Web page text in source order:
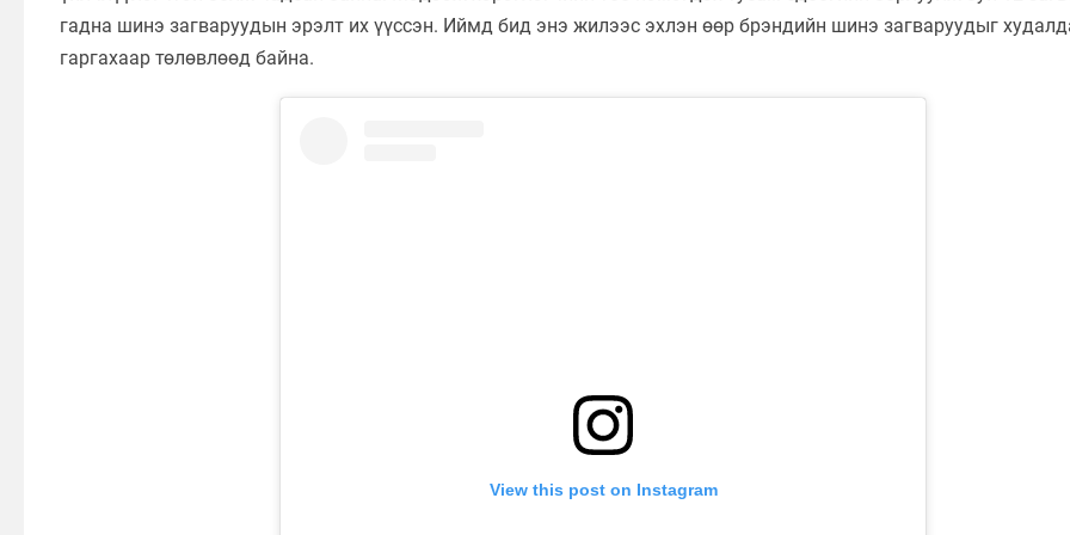
гадна шинэ загваруудын эрэлт их үүссэн. Иймд бид энэ жилээс эхлэн өөр брэндийн шинэ загваруудыг
гаргахаар төлөвлөөд байна.
View this post on Instagram